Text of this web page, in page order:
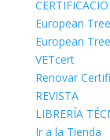
European
European
VETcert
Renovar
REVISTA
LIBRERÍA
Ir a la Tienda